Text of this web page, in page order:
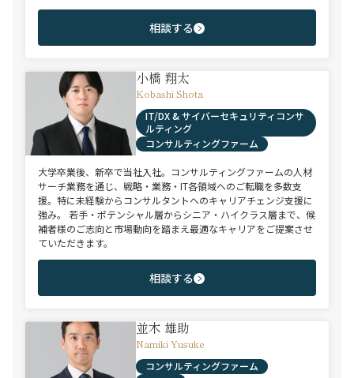
相談する
小橋 翔太
Kobashi Shota
IT/DX & サイバーセキュリティコンサ
ルティング
コンサルティングファーム
大学卒業後、新卒で当社入社。コンサルティングファームの人材
サーチ業務を通じ、戦略・業務・IT各領域へのご転職を多数支
援。特に未経験からコンサルタントへのキャリアチェンジ支援に
強み。 若手・ポテンシャル層からシニア・ハイクラス層まで、候
補者様のご志向と市場動向を踏まえ最適なキャリアをご提案させ
ていただきます。
相談する
並木 雄助
Namiki Yusuke
コンサルティングファーム